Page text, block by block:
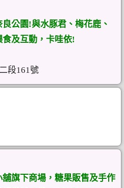
良公園!與水豚君、梅花鹿、
及互動，卡哇依!
段161號
舖旗下商場，糖果販售及手作